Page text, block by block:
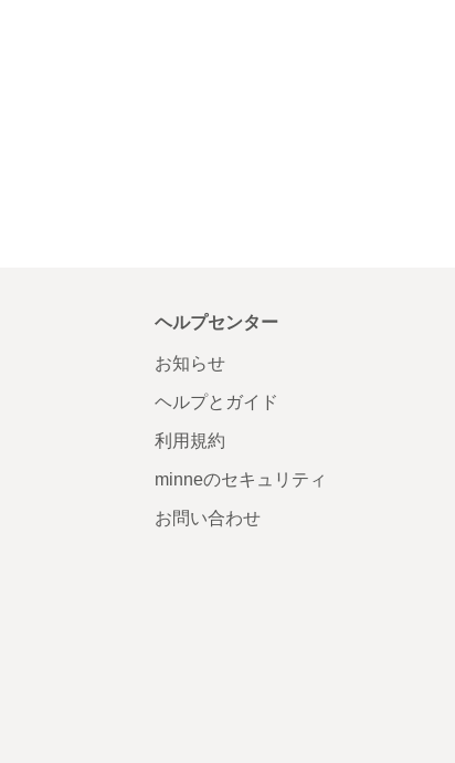
ヘルプセンター
お知らせ
ヘルプとガイド
利用規約
minneのセキュリティ
お問い合わせ